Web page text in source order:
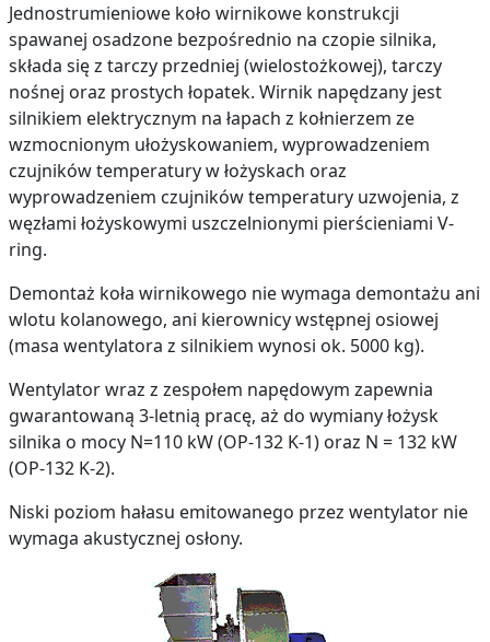
Jednostrumieniowe koło wirnikowe konstrukcji
spawanej osadzone bezpośrednio na czopie silnika,
składa się z tarczy przedniej (wielostożkowej), tarczy
nośnej oraz prostych łopatek. Wirnik napędzany jest
silnikiem elektrycznym na łapach z kołnierzem ze
wzmocnionym ułożyskowaniem, wyprowadzeniem
czujników temperatury w łożyskach oraz
wyprowadzeniem czujników temperatury uzwojenia, z
węzłami łożyskowymi uszczelnionymi pierścieniami V-
ring.
Demontaż koła wirnikowego nie wymaga demontażu ani
wlotu kolanowego, ani kierownicy wstępnej osiowej
(masa wentylatora z silnikiem wynosi ok. 5000 kg).
Wentylator wraz z zespołem napędowym zapewnia
gwarantowaną 3-letnią pracę, aż do wymiany łożysk
silnika o mocy N=110 kW (OP-132 K-1) oraz N = 132 kW
(OP-132 K-2).
Niski poziom hałasu emitowanego przez wentylator nie
wymaga akustycznej osłony.